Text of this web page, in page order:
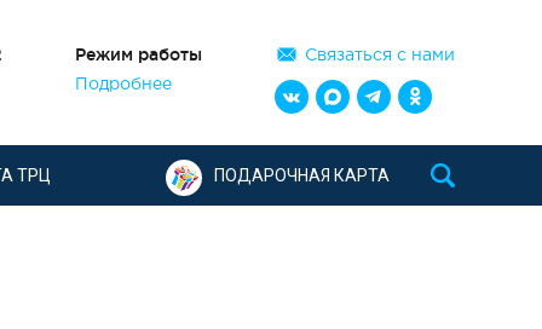
Режим работы
Подробнее
Связаться с нами
ТРЦ ПОДАРОЧНАЯ КАРТА